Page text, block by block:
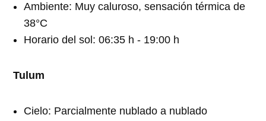
Ambiente: Muy caluroso, sensación térmica de
38°C
Horario del sol: 06:35 h - 19:00 h
Tulum
Cielo: Parcialmente nublado a nublado